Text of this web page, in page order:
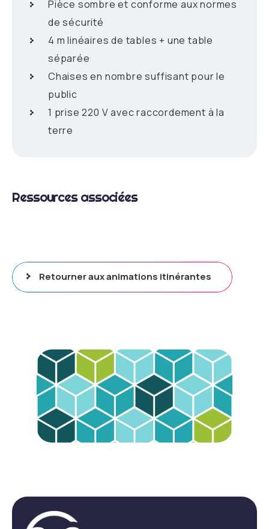
Pièce sombre et conforme aux normes
de sécurité
4 m linéaires de tables + une table
séparée
Chaises en nombre suffisant pour le
public
1 prise 220 V avec raccordement à la
terre
Ressources associées
Retourner aux animations itinérantes